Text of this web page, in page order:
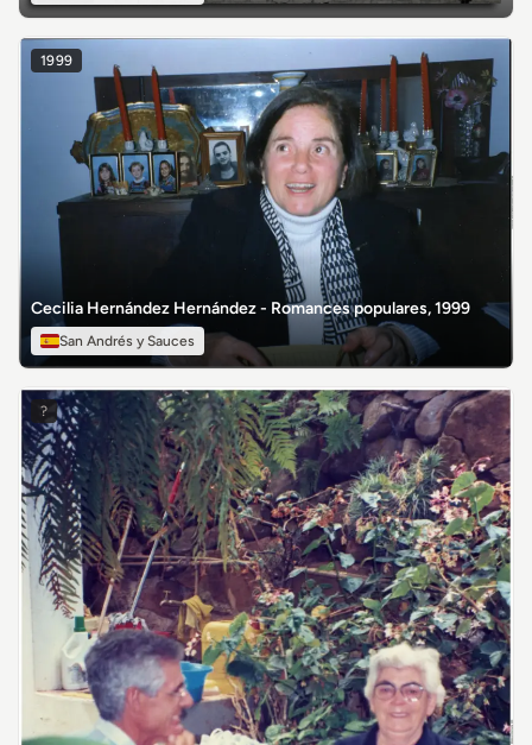
1999
Cecilia Hernández Hernández - Romances populares, 1999
San Andrés y Sauces
?